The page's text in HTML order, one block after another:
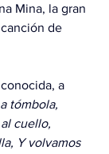
Mina, la gran
de
a
tómbola,
cuello,
Y volvamos